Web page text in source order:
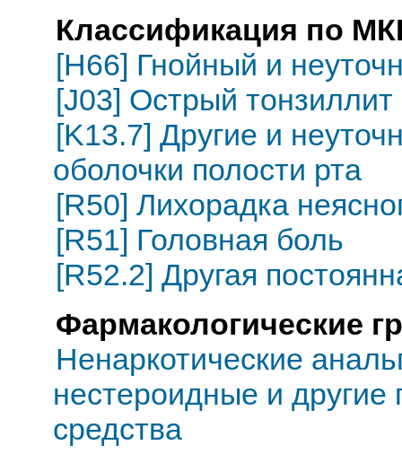
Классификация по
[H66] Гнойный и
[J03] Острый тонзиллит
[K13.7] Другие и
оболочки полости рта
[R50] Лихорадка
[R51] Головная боль
[R52.2] Другая
Фармакологические
Ненаркотические
нестероидные и другие
средства